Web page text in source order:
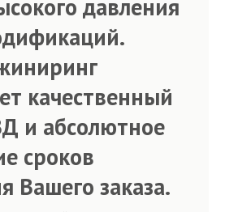
давления
качественный
и абсолютное
сроков
Вашего заказа.